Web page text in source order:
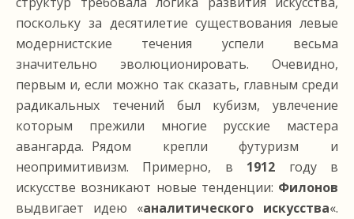
поскольку за десятилетие существования левые
модернистские течения успели весьма
значительно эволюционировать. Очевидно,
первым и, если можно так сказать, главным среди
радикальных течений был кубизм, увлечение
которым прежили многие русские мастера
авангарда. Рядом крепли футуризм и
неопримитивизм. Примерно, в 1912 году в
искусстве возникают новые тенденции: Филонов
выдвигает идею «аналитического искусства«.